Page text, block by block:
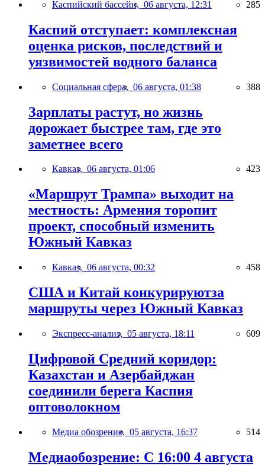
Каспийский бассейн, 06 августа, 12:31 285
Каспий отступает: комплексная
оценка рисков, последствий и
уязвимостей водного баланса
Социальная сфера, 06 августа, 01:38 388
Зарплаты растут, но жизнь
дорожает быстрее там, где это
заметнее всего
Кавказ, 06 августа, 01:06 423
«Маршрут Трампа» выходит на
местность: Армения торопит
проект, способный изменить
Южный Кавказ
Кавказ, 06 августа, 00:32 458
США и Китай конкурируютза
маршруты через Южный Кавказ
Экспресс-анализ, 05 августа, 18:11 609
Цифровой Средний коридор:
Казахстан и Азербайджан
соединили берега Каспия
оптоволокном
Медиа обозрение, 05 августа, 16:37 514
Медиаобозрение: С 16:00 4 августа